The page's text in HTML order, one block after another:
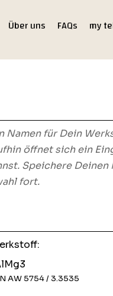
Über uns FAQs my
Namen für Dein
öffnet sich ein
Speichere Deinen
fort.
AW 5754 / 3.3535